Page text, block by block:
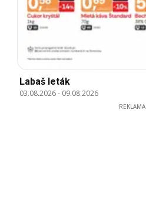
Labaš leták
03.08.2026- 09.08.2026
REKLAMA